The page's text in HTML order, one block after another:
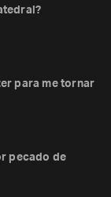
para me tornar
pecado de